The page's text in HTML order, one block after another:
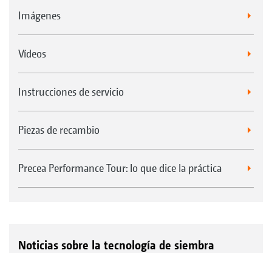
Imágenes
Vídeos
Instrucciones de servicio
Piezas de recambio
Precea Performance Tour: lo que dice la práctica
Noticias sobre la tecnología de siembra